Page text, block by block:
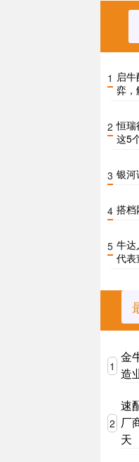
1 启
弈，
2 恒瑞
这5
3 银河
4 搭档
5 牛达
代表
1
金
造
2
速
厂
天